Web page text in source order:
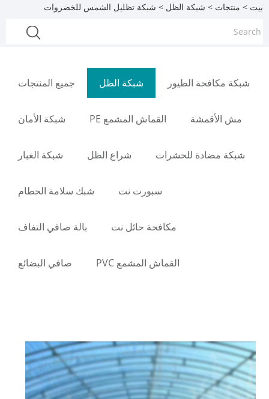
بيت > منتجات > شبكة الظل > شبكة تظليل الشمس للخضروات
جميع المنتجات شبكة الظل شبكة مكافحة الطيور
شبكة الأمان القماش المشمع PE مش الأقمشة
شبكة الغبار شراع الظل شبكة مضادة للحشرات
شبك سلامة الحطام سبورت نت
بالة صافي التفاف مكافحة حائل نت
صافي البضائع القماش المشمع PVC